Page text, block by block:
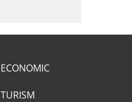
ECONOMIC
TURISM